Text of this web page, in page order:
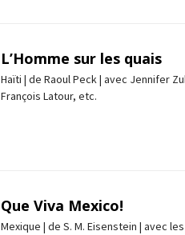
L’Homme sur les quais
Haïti | de Raoul Peck | avec Jennifer
François Latour, etc.
Que Viva Mexico!
Mexique | de S. M. Eisenstein | avec